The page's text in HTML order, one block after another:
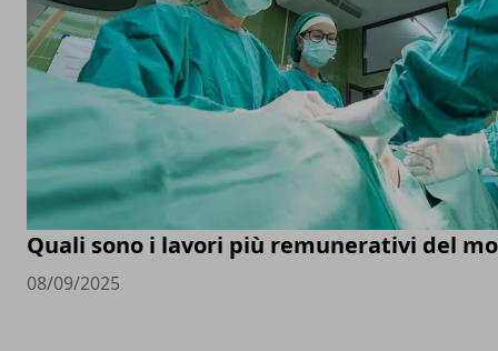
Quali sono i lavori più remunerativi del
08/09/2025